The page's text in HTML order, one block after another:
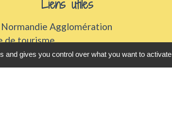
Liens utiles
Normandie Agglomération
de tourisme
- Simulateurs de nos gestes climats
de l'Eure
and gives you control over what you want to activate